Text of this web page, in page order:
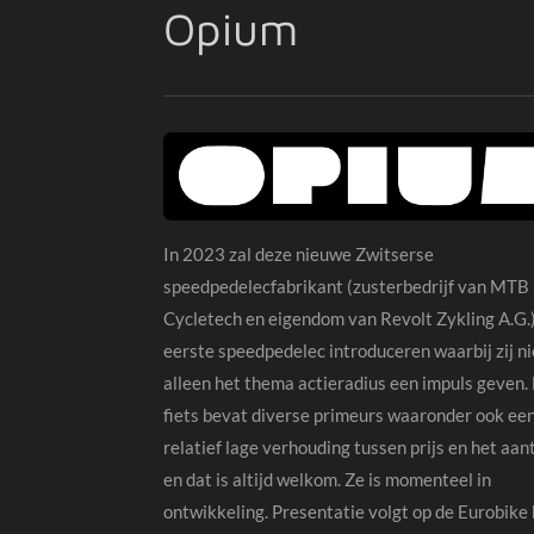
Opium
In 2023 zal deze nieuwe Zwitserse
speedpedelecfabrikant (zusterbedrijf van MTB
Cycletech en eigendom van Revolt Zykling
eerste speedpedelec introduceren waarbij zij
alleen het thema actieradius een impuls geven.
fiets bevat diverse primeurs waaronder ook
relatief lage verhouding tussen prijs en het
en dat is altijd welkom. Ze is momenteel in
ontwikkeling. Presentatie volgt op de Eurobike